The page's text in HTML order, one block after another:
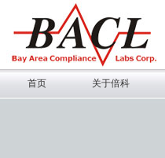
首页 关于倍科